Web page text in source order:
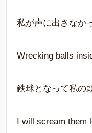
私が声に出さなか
Wrecking balls
鉄球となって私の
I will scream them